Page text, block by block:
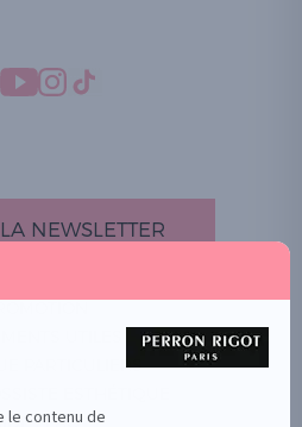
le contenu de
NEWSLETTER
PARTICULIERS
/ FAQ